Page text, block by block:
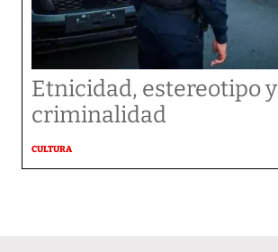
Etnicidad, estereotipo y
criminalidad
CULTURA